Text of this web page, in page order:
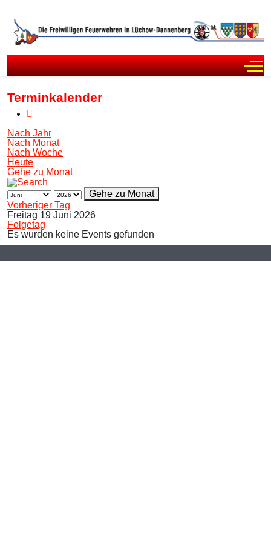
Terminkalender
Nach Jahr
Nach Monat
Nach Woche
Heute
Gehe zu Monat
Gehe zu Monat
Vorheriger Tag
Freitag 19 Juni 2026
Folgetag
Es wurden keine Events gefunden